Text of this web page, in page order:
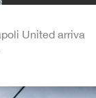
United arriva